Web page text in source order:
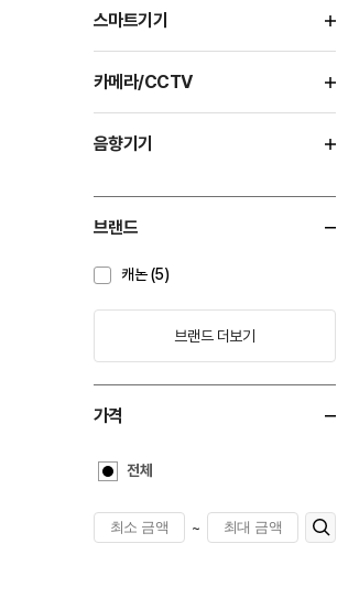
스마트기기
카메라/CCTV
음향기기
브랜드
캐논 (5)
브랜드 더보기
가격
전체
~